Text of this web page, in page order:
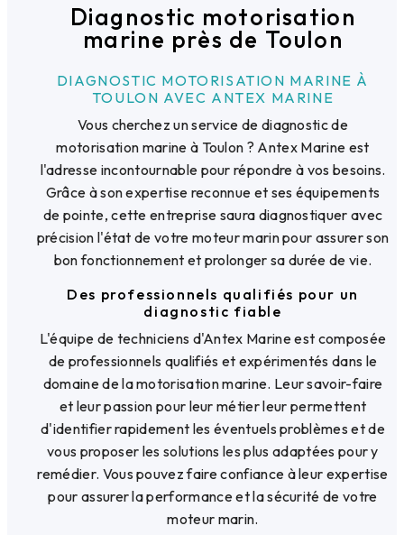
Diagnostic motorisation
marine près de Toulon
DIAGNOSTIC MOTORISATION MARINE À
TOULON AVEC ANTEX MARINE
Vous cherchez un service de diagnostic de
motorisation marine à Toulon ? Antex Marine est
l'adresse incontournable pour répondre à vos besoins.
Grâce à son expertise reconnue et ses équipements
de pointe, cette entreprise saura diagnostiquer avec
précision l'état de votre moteur marin pour assurer son
bon fonctionnement et prolonger sa durée de vie.
Des professionnels qualifiés pour un
diagnostic fiable
L'équipe de techniciens d'Antex Marine est composée
de professionnels qualifiés et expérimentés dans le
domaine de la motorisation marine. Leur savoir-faire
et leur passion pour leur métier leur permettent
d'identifier rapidement les éventuels problèmes et de
vous proposer les solutions les plus adaptées pour y
remédier. Vous pouvez faire confiance à leur expertise
pour assurer la performance et la sécurité de votre
moteur marin.